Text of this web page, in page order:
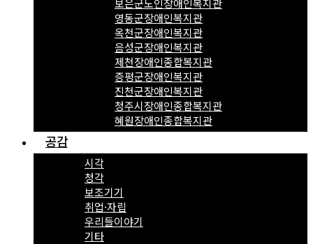
보은군노인장애인복지관
영동군장애인복지관
옥천군장애인복지관
음성군장애인복지관
제천장애인종합복지관
증평군장애인복지관
진천군장애인복지관
청주시장애인종합복지관
혜원장애인종합복지관
공감
시각
청각
보조기기
취업·자립
우리들이야기
기타